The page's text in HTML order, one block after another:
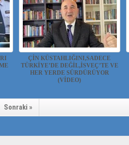
ÇİN KÜSTAHLIĞINI,SADECE
TÜRKİYE’DE DEĞİL,İSVEÇ’TE VE
HER YERDE SÜRDÜRÜYOR
(VİDEO)
Sonraki »